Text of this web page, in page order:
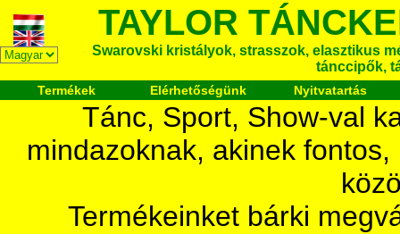
TAYLOR
Swarovski kristályok, strasszok, elasztikus
tánccipők,
Termékek Elérhetőségünk Nyitvatartás
Tánc, Sport, Show-val
mindazoknak, akinek
Termékeinket bárki